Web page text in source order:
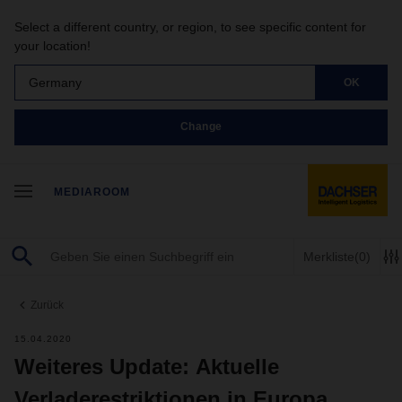
Select a different country, or region, to see specific content for
your location!
Germany OK
Change
MEDIAROOM
Merkliste(0)
Zurück
15.04.2020
Weiteres Update: Aktuelle